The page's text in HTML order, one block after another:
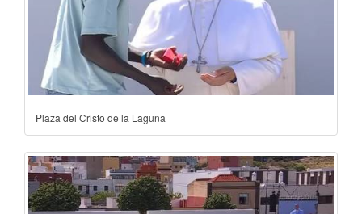
Plaza del Cristo de la Laguna